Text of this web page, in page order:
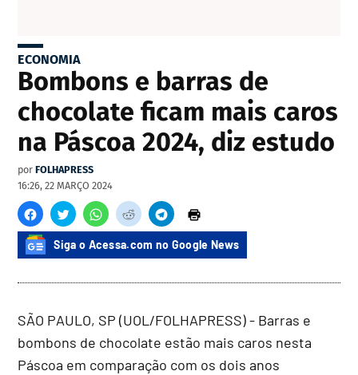
ECONOMIA
Bombons e barras de
chocolate ficam mais caros
na Páscoa 2024, diz estudo
por FOLHAPRESS
16:26, 22 MARÇO 2024
Siga o Acessa.com no Google News
SÃO PAULO, SP (UOL/FOLHAPRESS) - Barras e
bombons de chocolate estão mais caros nesta
Páscoa em comparação com os dois anos